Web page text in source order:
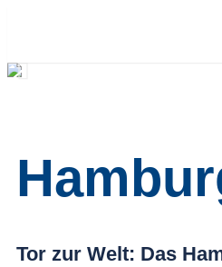
Tor zur Welt: Das